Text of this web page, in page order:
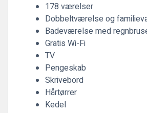
178 værelser
Dobbeltværelse og
Badeværelse med
Gratis Wi-Fi
TV
Pengeskab
Skrivebord
Hårtørrer
Kedel